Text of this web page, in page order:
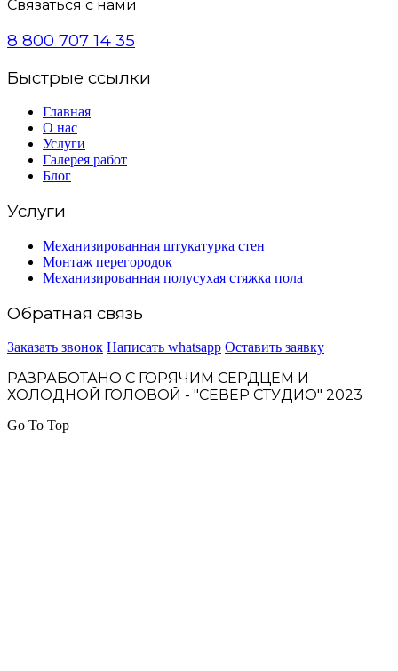
Связаться с нами
8 800 707 14 35
Быстрые ссылки
Главная
О нас
Услуги
Галерея работ
Блог
Услуги
Механизированная штукатурка стен
Монтаж перегородок
Механизированная полусухая стяжка пола
Обратная связь
Заказать звонок Написать whatsapp Оставить заявку
РАЗРАБОТАНО С ГОРЯЧИМ СЕРДЦЕМ И
ХОЛОДНОЙ ГОЛОВОЙ - "СЕВЕР СТУДИО" 2023
Go To Top